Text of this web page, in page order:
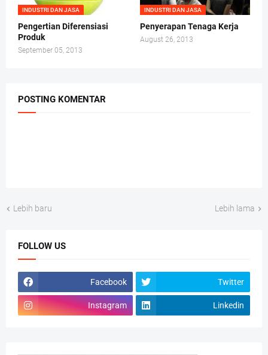
INDUSTRI DAN JASA
Pengertian Diferensiasi
Produk
September 05, 2013
INDUSTRI DAN JASA
Penyerapan Tenaga Kerja
August 26, 2013
POSTING KOMENTAR
Lebih baru Lebih lama
FOLLOW US
Facebook Twitter
Instagram Linkedin